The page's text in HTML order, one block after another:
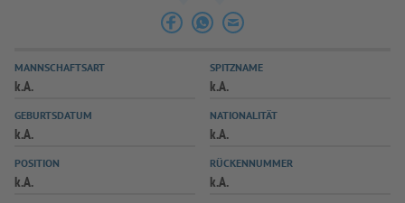
SPIELPLUS
MANNSCHAFTSART
k.A.
SPITZNAME
k.A.
GEBURTSDATUM
k.A.
NATIONALITÄT
k.A.
POSITION
k.A.
RÜCKENNUMMER
k.A.